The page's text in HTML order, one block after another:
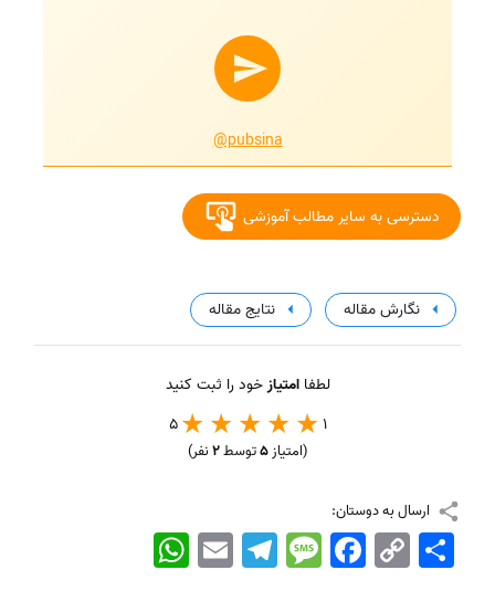
@pubsina
دسترسی به سایر مطالب آموزشی
نگارش مقاله نتایج مقاله
لطفاامتیازخود را ثبت کنید
1
5
(امتیاز5توسط2نفر)
ارسال به دوستان:
WhatsApp EmailTelegramMessageFacebook Copy
Link
اشتراک